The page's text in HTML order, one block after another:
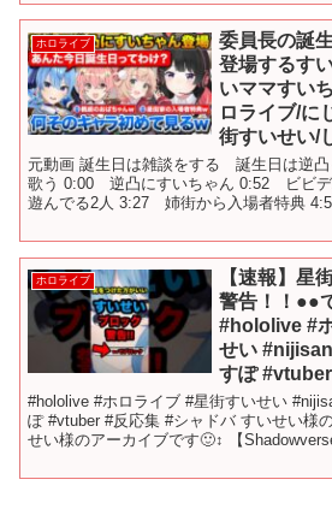
ホロライブ
委員長の誕
登場するす
いママすい
ロライブ/に
街すいせい/
元動画 誕生日は雑談をする 誕生日は逆
歌う 0:00 逆凸にすいちゃん 0:52 ビビ
遊んでる2人 3:27 姉街から入場者特典
ホロライブ
【速報】星
警告！！●●
#hololive #
せい
すぽ
#hololive #ホロライブ #星街すいせい
ぽ #vtuber #反応集 #シャドバ すいせい様
せい様のアーカイブです🙂‍↕️ 【